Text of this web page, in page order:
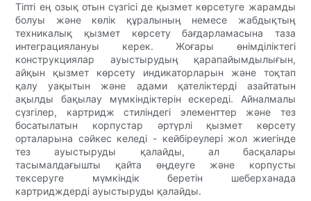
Тіпті ең озық отын сүзгісі де қызмет көрсетуге жарамды
болуы және көлік құралының немесе жабдықтың
техникалық қызмет көрсету бағдарламасына таза
интеграциялануы керек. Жоғары өнімділіктегі
конструкциялар ауыстырудың қарапайымдылығын,
айқын қызмет көрсету индикаторларын және тоқтап
қалу уақытын және адами қателіктерді азайтатын
ақылды бақылау мүмкіндіктерін ескереді. Айналмалы
сүзгілер, картридж стиліндегі элементтер және тез
босатылатын корпустар әртүрлі қызмет көрсету
орталарына сәйкес келеді - кейбіреулері жол жиегінде
тез ауыстыруды қалайды, ал басқалары
тасымалдағышты қайта өңдеуге және корпусты
тексеруге мүмкіндік беретін шеберханада
картридждерді ауыстыруды қалайды.